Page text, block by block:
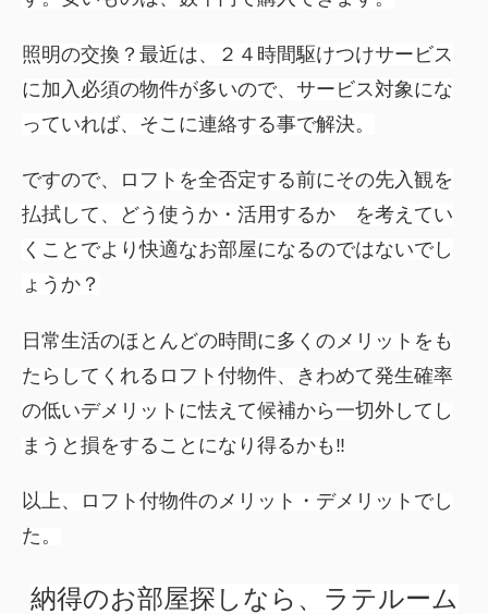
照明の交換？ 最近は、２４時間駆けつけサービス
に加入必須の物件が多いので、サービス対象にな
っていれば、そこに連絡する事で解決。
ですので、
ロフトを全否定する前にその先入観を
払拭して、どう使うか・活用するか を考えてい
くことでより快適なお部屋になるのではないでし
ょうか？
日常生活のほとんどの時間に多くのメリットをも
たらしてくれるロフト付物件、きわめて発生確率
の低いデメリットに怯えて候補から一切外してし
まうと損をすることになり得るかも‼
以上、ロフト付物件のメリット・デメリットでし
た。
納得のお部屋探しなら、ラテルーム